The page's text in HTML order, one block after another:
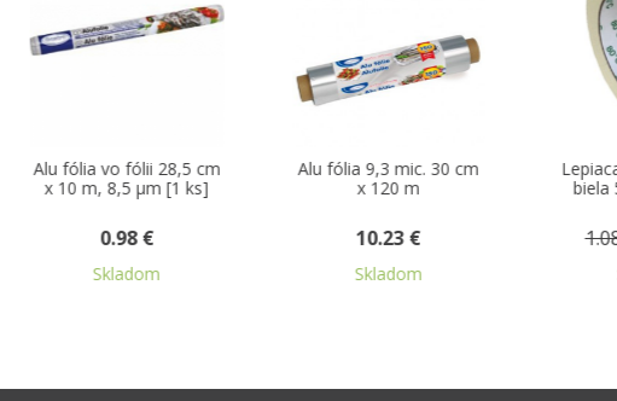
Alu fólia 9,3 mic. 30 cm
x 120 m
10.23 €
Skladom
Lepiaca páska krepová
biela 50 m x 25 mm
1.08 €
Skladom